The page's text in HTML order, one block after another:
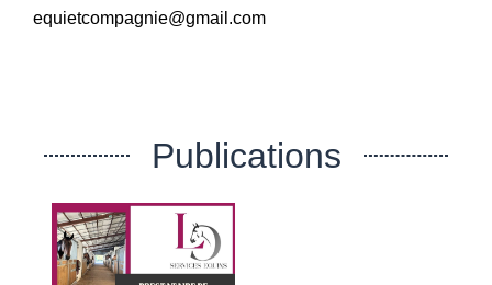
equietcompagnie@gmail.com
Publications